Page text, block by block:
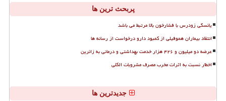
پربحث ترین ها
یائسگی زودرس با فشارخون بالا مرتبط می باشد
انتقاد بیماران هموفیلی از کمبود دارو درخواست از رسانه ها
عرضه دو میلیون و ۴۲۶ هزار خدمت بهداشتی و درمانی به زائرین
اخطار نسبت به اثرات مخرب مصرف مشروبات الکلی
جدیدترین ها